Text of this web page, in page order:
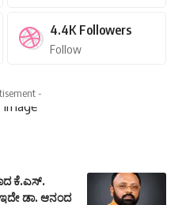
4.4K Followers
Follow
-
ಕೆ.ಎಸ್.
ಡಾ. ಆನಂದ